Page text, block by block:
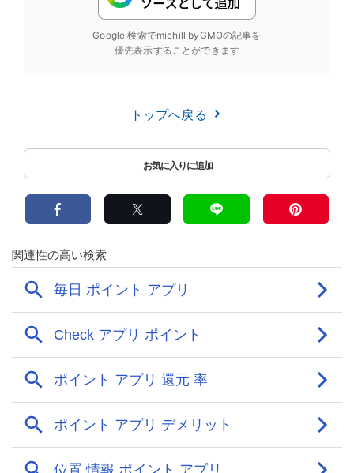
Google 検索でmichill byGMOの記事を
優先表示することができます
トップへ戻る